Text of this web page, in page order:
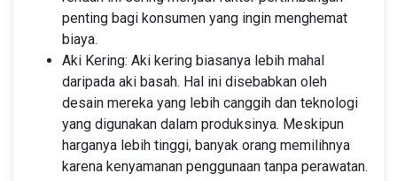
penting bagi konsumen yang ingin menghemat
biaya.
Aki Kering: Aki kering biasanya lebih mahal
daripada aki basah. Hal ini disebabkan oleh
desain mereka yang lebih canggih dan teknologi
yang digunakan dalam produksinya. Meskipun
harganya lebih tinggi, banyak orang memilihnya
karena kenyamanan penggunaan tanpa perawatan.